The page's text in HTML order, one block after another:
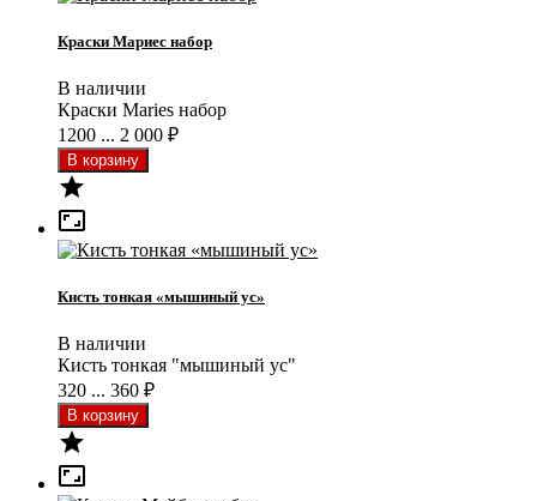
Краски Мариес набор
В наличии
Краски Maries набор
1200 ... 2 000 ₽


Кисть тонкая «мышиный ус»
В наличии
Кисть тонкая "мышиный ус"
320 ... 360 ₽

